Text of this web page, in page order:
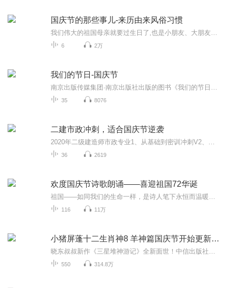
国庆节的那些事儿-来历由来风俗习惯
6 2万
我们的节日-国庆节
35 8076
二建市政冲刺，适合国庆节逆袭
36 2619
欢度国庆节诗歌朗诵——喜迎祖国72华诞
116 11万
小猪屏蓬十二生肖神8 羊神篇国庆节开始更新啦！
550 314.8万